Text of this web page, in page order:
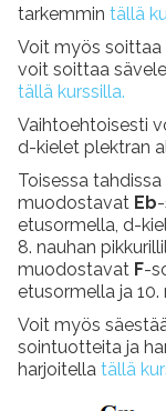
tarkemmin tällä
Voit myös soittaa
voit soittaa
tällä kurssilla.
Vaihtoehtoisesti
d-kielet plektran
Toisessa
muodostavat Eb
etusormella, d-
8. nauhan
muodostavat F-
etusormella ja 10.
Voit myös
sointuotteita ja
harjoitella tällä